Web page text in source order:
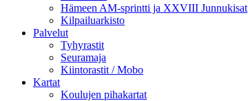
Hämeen AM-sprintti ja XXVIII Junnukisat
Kilpailuarkisto
Palvelut
Tyhyrastit
Seuramaja
Kiintorastit / Mobo
Kartat
Koulujen pihakartat